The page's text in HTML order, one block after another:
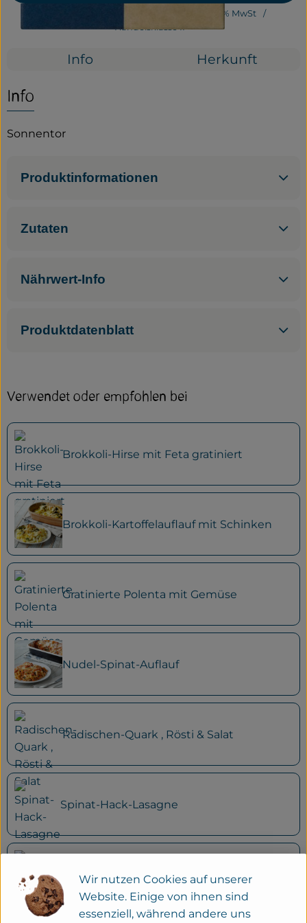
Service
Neues vom Hof
7% MwSt
Handelsklasse II
Info Herkunft
Info
Sonnentor
Produktinformationen
Zutaten
Nährwert-Info
Produktdatenblatt
Verwendet oder empfohlen bei
Brokkoli-Hirse mit Feta gratiniert
Brokkoli-Kartoffelauflauf mit Schinken
Gratinierte Polenta mit Gemüse
Nudel-Spinat-Auflauf
Radischen-Quark , Rösti & Salat
Spinat-Hack-Lasagne
Spitzkohl-Möhren-Curry & Gnocchi
Wir nutzen Cookies auf unserer
Website. Einige von ihnen sind
essenziell, während andere uns